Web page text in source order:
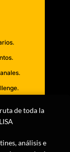
de toda la
análisis e